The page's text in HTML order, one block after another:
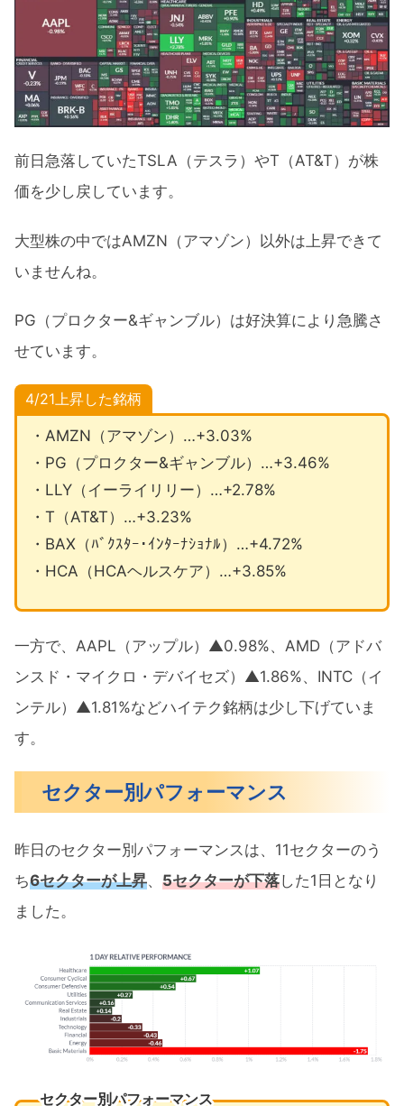
前日急落していたTSLA（テスラ）やT（AT&T）が株
価を少し戻しています。
大型株の中ではAMZN（アマゾン）以外は上昇できて
いませんね。
PG（プロクター&ギャンブル）は好決算により急騰さ
せています。
4/21上昇した銘柄
・AMZN（アマゾン）…+3.03%
・PG（プロクター&ギャンブル）…+3.46%
・LLY（イーライリリー）…+2.78%
・T（AT&T）…+3.23%
・BAX（ﾊﾞｸｽﾀｰ･ｲﾝﾀｰﾅｼｮﾅﾙ）…+4.72%
・HCA（HCAヘルスケア）…+3.85%
一方で、AAPL（アップル）▲0.98%、AMD（アドバ
ンスド・マイクロ・デバイセズ）▲1.86%、INTC（イ
ンテル）▲1.81%などハイテク銘柄は少し下げていま
す。
セクター別パフォーマンス
昨日のセクター別パフォーマンスは、11セクターのう
ち6セクターが上昇、 5セクターが下落した1日となり
ました。
セクター別パフォーマンス